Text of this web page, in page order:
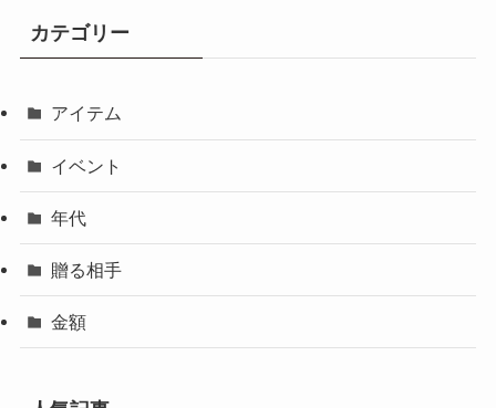
カテゴリー
アイテム
イベント
年代
贈る相手
金額